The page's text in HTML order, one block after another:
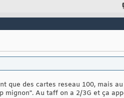
que des cartes reseau 100, mais
Au taff on a 2/3G et ça